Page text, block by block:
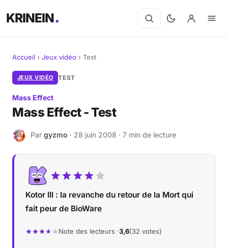
KRINEIN
Cinéma
Séries
Livres
Jeux vidéo
Accueil › Jeux vidéo › Test
JEUX VIDÉO TEST
Mass Effect
Mass Effect - Test
G Par gyzmo · 28 juin 2008 · 7 min de lecture
Kotor III : la revanche du retour de la Mort qui
fait peur de BioWare
Note des lecteurs ·3,6(32 votes)